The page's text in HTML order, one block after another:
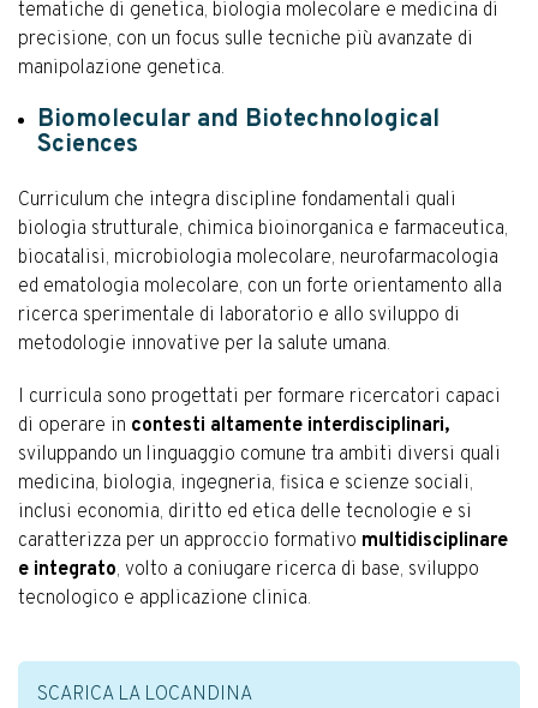
tematiche di genetica, biologia molecolare e medicina di
precisione, con un focus sulle tecniche più avanzate di
manipolazione genetica.
Biomolecular and Biotechnological
Sciences
Curriculum che integra discipline fondamentali quali
biologia strutturale, chimica bioinorganica e farmaceutica,
biocatalisi, microbiologia molecolare, neurofarmacologia
ed ematologia molecolare, con un forte orientamento alla
ricerca sperimentale di laboratorio e allo sviluppo di
metodologie innovative per la salute umana.
I curricula sono progettati per formare ricercatori capaci
di operare in contesti altamente interdisciplinari,
sviluppando un linguaggio comune tra ambiti diversi quali
medicina, biologia, ingegneria, fisica e scienze sociali,
inclusi economia, diritto ed etica delle tecnologie e si
caratterizza per un approccio formativo multidisciplinare
e integrato, volto a coniugare ricerca di base, sviluppo
tecnologico e applicazione clinica.
SCARICA LA LOCANDINA